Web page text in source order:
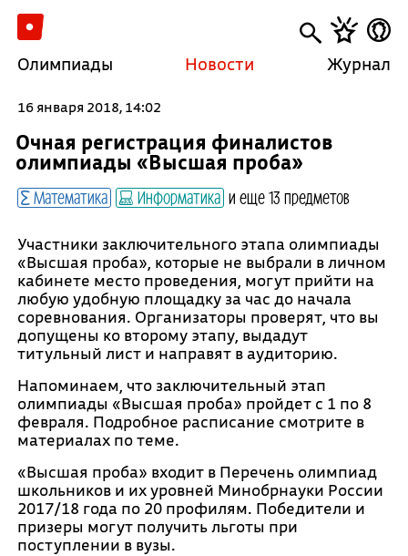
Олимпиады Новости Журнал
16 января 2018, 14:02
Очная регистрация финалистов
олимпиады «Высшая проба»
Математика Информатика и еще 13 предметов
Участники заключительного этапа олимпиады
«Высшая проба», которые не выбрали в личном
кабинете место проведения, могут прийти на
любую удобную площадку за час до начала
соревнования. Организаторы проверят, что вы
допущены ко второму этапу, выдадут
титульный лист и направят в аудиторию.
Напоминаем, что заключительный этап
олимпиады «Высшая проба» пройдет с 1 по 8
февраля. Подробное расписание смотрите в
материалах по теме.
«Высшая проба» входит в Перечень олимпиад
школьников и их уровней Минобрнауки России
2017/18 года по 20 профилям. Победители и
призеры могут получить льготы при
поступлении в вузы.